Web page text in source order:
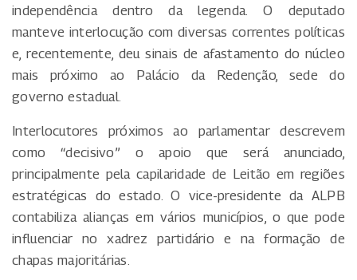
independência dentro da legenda. O deputado
manteve interlocução com diversas correntes políticas
e, recentemente, deu sinais de afastamento do núcleo
mais próximo ao Palácio da Redenção, sede do
governo estadual.
Interlocutores próximos ao parlamentar descrevem
como “decisivo” o apoio que será anunciado,
principalmente pela capilaridade de Leitão em regiões
estratégicas do estado. O vice-presidente da ALPB
contabiliza alianças em vários municípios, o que pode
influenciar no xadrez partidário e na formação de
chapas majoritárias.